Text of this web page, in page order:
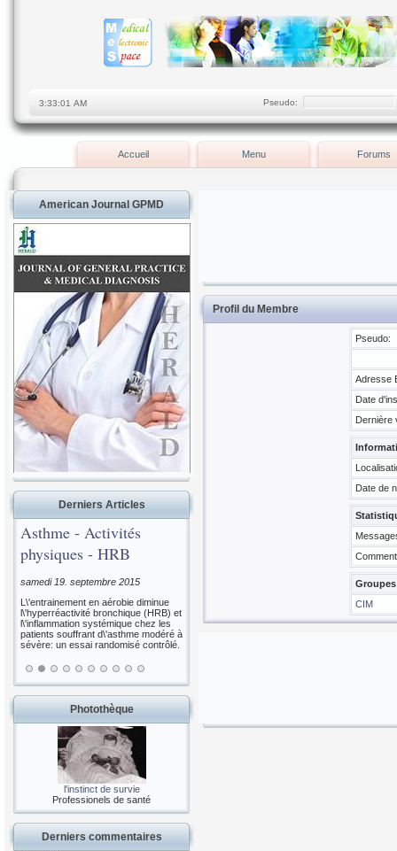
Pseudo:
Accueil Menu Forums
American Journal GPMD
Derniers Articles
Asthme - Activités
physiques - HRB
samedi 19. septembre 2015
L\'entrainement en aérobie diminue
l\'hyperréactivité bronchique (HRB) et
l\'inflammation systémique chez les
patients souffrant d\'asthme modéré à
sévère: un essai randomisé contrôlé.
Photothèque
l'instinct de survie
Professionels de santé
Derniers commentaires
Profil du Membre
Pseudo:
Adresse
Date
Dernière
Date de
CIM